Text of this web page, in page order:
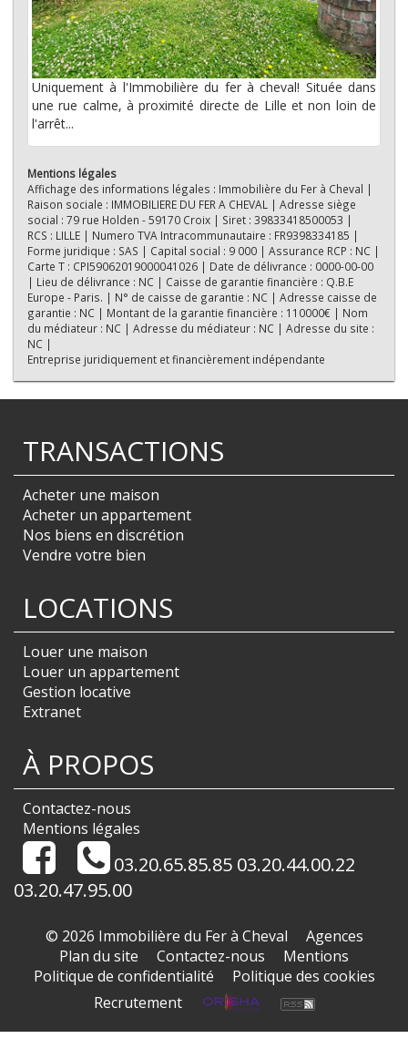
Uniquement à l'Immobilière du fer à cheval! Située dans
une rue calme, à proximité directe de Lille et non loin de
l'arrêt...
Mentions légales
Affichage des informations légales : Immobilière du Fer à Cheval |
Raison sociale : IMMOBILIERE DU FER A CHEVAL | Adresse siège
social : 79 rue Holden - 59170 Croix | Siret : 39833418500053 |
RCS : LILLE | Numero TVA Intracommunautaire : FR9398334185 |
Forme juridique : SAS | Capital social : 9 000 | Assurance RCP : NC |
Carte T : CPI59062019000041026 | Date de délivrance : 0000-00-00
| Lieu de délivrance : NC | Caisse de garantie financière : Q.B.E
Europe - Paris. | N° de caisse de garantie : NC | Adresse caisse de
garantie : NC | Montant de la garantie financière : 110000€ | Nom
du médiateur : NC | Adresse du médiateur : NC | Adresse du site :
NC |
Entreprise juridiquement et financièrement indépendante
TRANSACTIONS
Acheter une maison
Acheter un appartement
Nos biens en discrétion
Vendre votre bien
LOCATIONS
Louer une maison
Louer un appartement
Gestion locative
Extranet
À PROPOS
Contactez-nous
Mentions légales
03.20.65.85.85 03.20.44.00.22
03.20.47.95.00
© 2026 Immobilière du Fer à Cheval
Agences
Plan du site
Contactez-nous
Mentions
Politique de confidentialité
Politique des cookies
Recrutement